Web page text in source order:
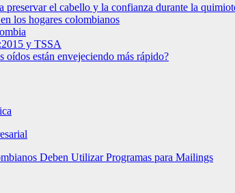
el cabello y la confianza durante la
los hogares colombianos
y TSSA
están envejeciendo más rápido?
Deben Utilizar Programas para Mailings